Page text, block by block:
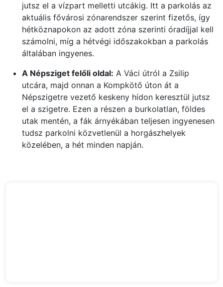
jutsz el a vízpart melletti utcákig. Itt a parkolás az
aktuális fővárosi zónarendszer szerint fizetős, így
hétköznapokon az adott zóna szerinti óradíjjal kell
számolni, míg a hétvégi időszakokban a parkolás
általában ingyenes.
A Népsziget felőli oldal: A Váci útról a Zsilip
utcára, majd onnan a Kompkötő úton át a
Népszigetre vezető keskeny hídon keresztül jutsz
el a szigetre. Ezen a részen a burkolatlan, földes
utak mentén, a fák árnyékában teljesen ingyenesen
tudsz parkolni közvetlenül a horgászhelyek
közelében, a hét minden napján.